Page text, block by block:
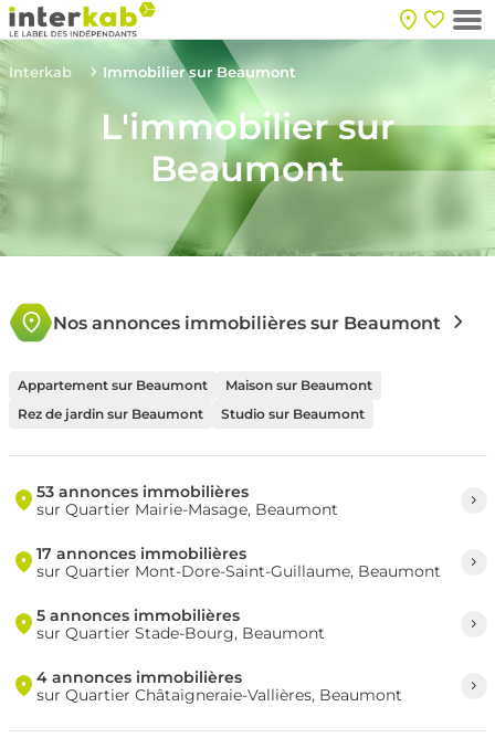
Interkab Immobilier sur Beaumont
L'immobilier sur
Beaumont
Nos annonces immobilières sur Beaumont
Appartement sur Beaumont
Maison sur Beaumont
Rez de jardin sur Beaumont
Studio sur Beaumont
53 annonces immobilières
sur Quartier Mairie-Masage, Beaumont
17 annonces immobilières
sur Quartier Mont-Dore-Saint-Guillaume, Beaumont
5 annonces immobilières
sur Quartier Stade-Bourg, Beaumont
4 annonces immobilières
sur Quartier Châtaigneraie-Vallières, Beaumont